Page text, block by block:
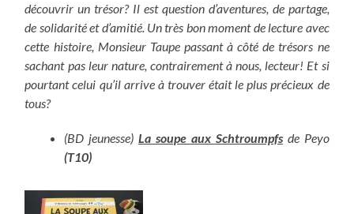
découvrir un trésor? Il est question d’aventures, de partage,
de solidarité et d’amitié. Un très bon moment de lecture avec
cette histoire, Monsieur Taupe passant à côté de trésors ne
sachant pas leur nature, contrairement à nous, lecteur! Et si
pourtant celui qu’il arrive à trouver était le plus précieux de
tous?
(BD jeunesse)La soupe aux Schtroumpfsde Peyo
(T10)